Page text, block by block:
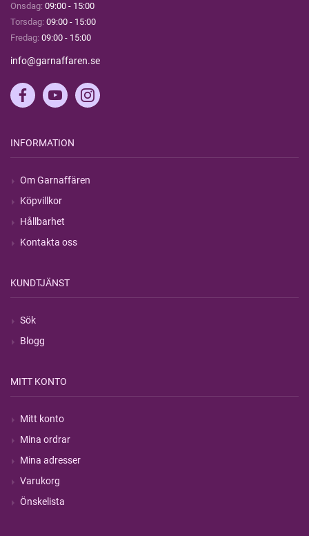
Onsdag: 09:00 - 15:00
Torsdag: 09:00 - 15:00
Fredag: 09:00 - 15:00
info@garnaffaren.se
INFORMATION
Om Garnaffären
Köpvillkor
Hållbarhet
Kontakta oss
KUNDTJÄNST
Sök
Blogg
MITT KONTO
Mitt konto
Mina ordrar
Mina adresser
Varukorg
Önskelista